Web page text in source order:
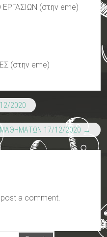
(στην eme)
(στην eme)
2020
ΜΑΘΗΜΑΤΩΝ 17/12/2020 →
a comment.